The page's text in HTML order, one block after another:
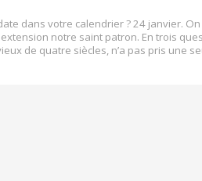
dans votre calendrier ? 24 janvier.
notre saint patron. En trois
de quatre siècles, n’a pas pris une